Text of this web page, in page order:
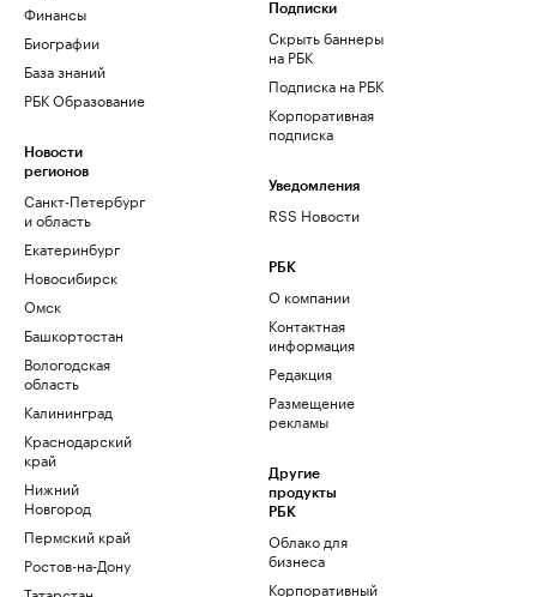
Финансы
Биографии
База знаний
РБК Образование
Новости
регионов
Санкт-Петербург
и область
Екатеринбург
Новосибирск
Омск
Башкортостан
Вологодская
область
Калининград
Краснодарский
край
Нижний
Новгород
Пермский край
Ростов-на-Дону
Подписки
Скрыть баннеры
на РБК
Подписка на РБК
Корпоративная
подписка
Уведомления
RSS Новости
РБК
О компании
Контактная
информация
Редакция
Размещение
рекламы
Другие
продукты
РБК
Облако для
бизнеса
Корпоративный